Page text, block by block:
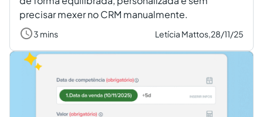
precisar mexer no CRM manualmente.
3 mins Letícia Mattos,28/11/25